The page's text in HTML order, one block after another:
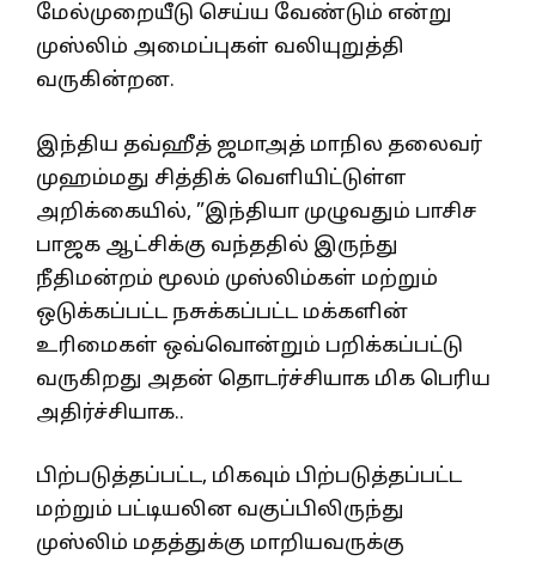
மேல்முறையீடு செய்ய வேண்டும் என்று
முஸ்லிம் அமைப்புகள் வலியுறுத்தி
வருகின்றன.
இந்திய தவ்ஹீத் ஜமாஅத் மாநில தலைவர்
முஹம்மது சித்திக் வெளியிட்டுள்ள
அறிக்கையில், ”இந்தியா முழுவதும் பாசிச
பாஜக ஆட்சிக்கு வந்ததில் இருந்து
நீதிமன்றம் மூலம் முஸ்லிம்கள் மற்றும்
ஒடுக்கப்பட்ட நசுக்கப்பட்ட மக்களின்
உரிமைகள் ஒவ்வொன்றும் பறிக்கப்பட்டு
வருகிறது அதன் தொடர்ச்சியாக மிக பெரிய
அதிர்ச்சியாக..
பிற்படுத்தப்பட்ட, மிகவும் பிற்படுத்தப்பட்ட
மற்றும் பட்டியலின வகுப்பிலிருந்து
முஸ்லிம் மதத்துக்கு மாறியவருக்கு